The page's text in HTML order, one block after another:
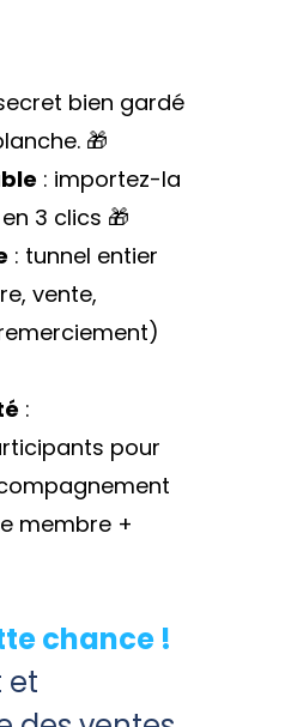
bien gardé
🎁
: importez-la
3 clics 🎁
: tunnel entier
vente,
:
pour
membre +
chance !
et